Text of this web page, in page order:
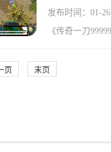
发布时间：01-26
页 末页